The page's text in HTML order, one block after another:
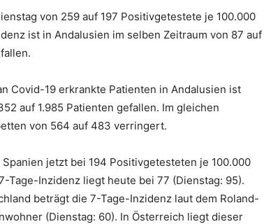
von 259 auf 197 Positivgetestete je 100.000
ist in Andalusien im selben Zeitraum von 87 auf
Covid-19 erkrankte Patienten in Andalusien ist
auf 1.985 Patienten gefallen. Im gleichen
von 564 auf 483 verringert.
jetzt bei 194 Positivgetesteten je 100.000
Tage-Inzidenz liegt heute bei 77 (Dienstag: 95).
beträgt die 7-Tage-Inzidenz laut dem Roland-
(Dienstag: 60). In Österreich liegt dieser